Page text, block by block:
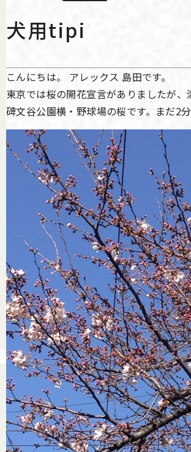
犬用tipi
こんにちは。 アレックス 島田です。
東京では桜の開花宣言がありましたが
碑文谷公園横・野球場の桜です。まだ2